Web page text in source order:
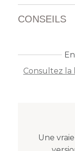
CONSEILS
Consultez la
Une